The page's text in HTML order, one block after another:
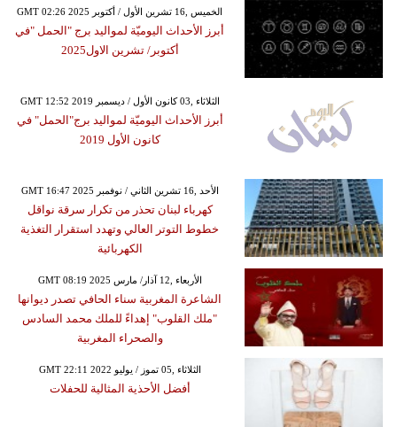
GMT 02:26 2025 الخميس ,16 تشرين الأول / أكتوبر
أبرز الأحداث اليوميّة لمواليد برج "الحمل "في
أكتوبر/ تشرين الاول2025
GMT 12:52 2019 الثلاثاء ,03 كانون الأول / ديسمبر
أبرز الأحداث اليوميّة لمواليد برج"الحمل" في
كانون الأول 2019
GMT 16:47 2025 الأحد ,16 تشرين الثاني / نوفمبر
كهرباء لبنان تحذر من تكرار سرقة نواقل
خطوط التوتر العالي وتهدد استقرار التغذية
الكهربائية
GMT 08:19 2025 الأربعاء ,12 آذار/ مارس
الشاعرة المغربية سناء الحافي تصدر ديوانها
"ملك القلوب" إهداءً للملك محمد السادس
والصحراء المغربية
GMT 22:11 2022 الثلاثاء ,05 تموز / يوليو
أفضل الأحذية المثالية للحفلات